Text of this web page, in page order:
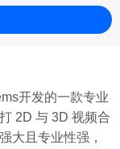
开发的一款专业
2D 与 3D 视频合
大且专业性强，